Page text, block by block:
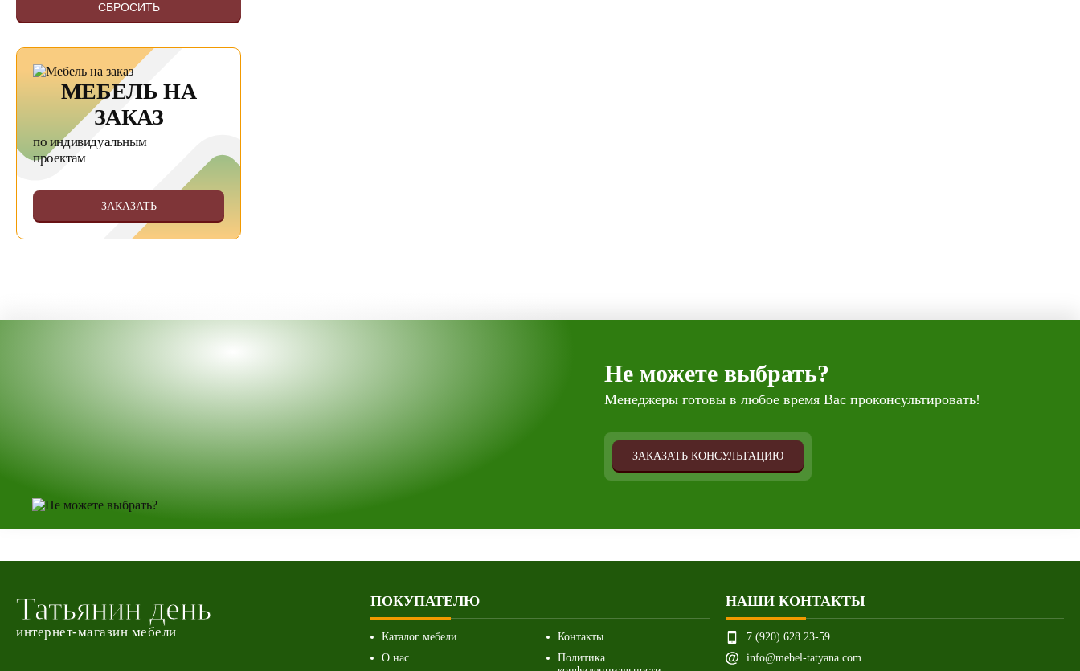
СБРОСИТЬ
МЕБЕЛЬ НА
ЗАКАЗ
по индивидуальным
проектам
ЗАКАЗАТЬ
Не можете выбрать?
Менеджеры готовы в любое время Вас проконсультировать!
ЗАКАЗАТЬ КОНСУЛЬТАЦИЮ
Татьянин день
интернет-магазин мебели
ПОКУПАТЕЛЮ
Каталог мебели
О нас
Контакты
Политика
НАШИ КОНТАКТЫ
7 (920) 628 23-59
info@mebel-tatyana.com